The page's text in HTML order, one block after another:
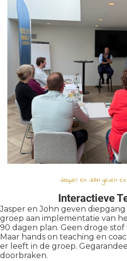
Jasper en John geven
Interactieve
Jasper en John geven
groep aan implementatie van
90 dagen plan. Geen droge stof
Maar hands on teaching en
er leeft in de groep.
doorbraken.